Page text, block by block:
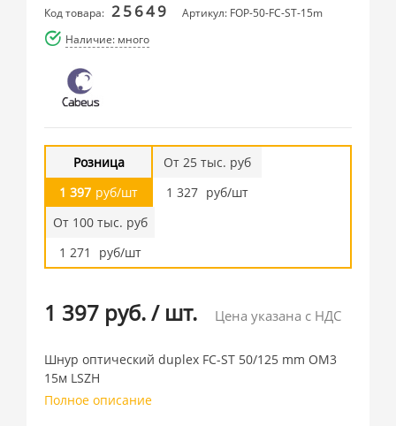
Код товара: 25649
Артикул: FOP-50-FC-ST-15m
Наличие: много
Розница
1 397 руб/шт
От 25 тыс. руб
1 327 руб/шт
От 100 тыс. руб
1 271
руб/шт
1 397 руб./ шт. Цена указана с НДС
Шнур оптический duplex FC-ST 50/125 mm OM3
15м LSZH
Полное описание